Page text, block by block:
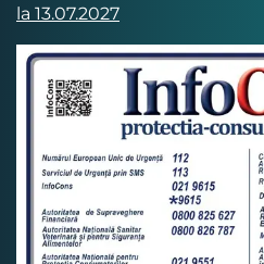
la 13.07.2027